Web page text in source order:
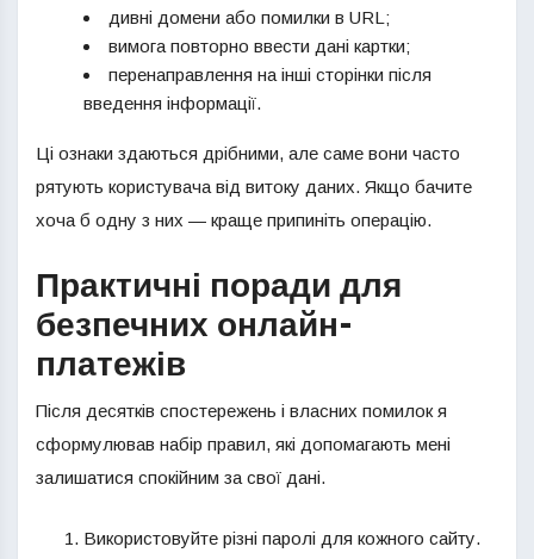
дивні домени або помилки в URL;
вимога повторно ввести дані картки;
перенаправлення на інші сторінки після
введення інформації.
Ці ознаки здаються дрібними, але саме вони часто
рятують користувача від витоку даних. Якщо бачите
хоча б одну з них — краще припиніть операцію.
Практичні поради для
безпечних онлайн-
платежів
Після десятків спостережень і власних помилок я
сформулював набір правил, які допомагають мені
залишатися спокійним за свої дані.
Використовуйте різні паролі для кожного сайту.